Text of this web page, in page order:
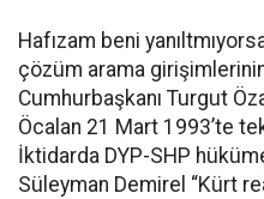
Hafızam beni
çözüm arama
Cumhurbaşkanı Turgut
Öcalan 21 Mart 1993’te
İktidarda DYP-SHP
Süleyman Demirel “Kürt